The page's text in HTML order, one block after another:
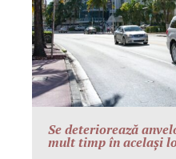
Se deteriorează
mult timp în același